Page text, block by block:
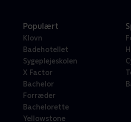
Populært
Klovn
Badehotellet
Sygeplejeskolen
X Factor
Bachelor
Forræder
Bachelorette
Yellowstone